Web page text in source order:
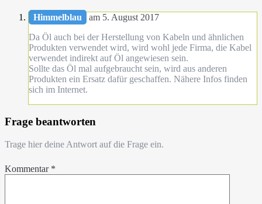
Himmelblau
am 5. August 2017
Da Öl auch bei der Herstellung von Kabeln und ähnlichen
Produkten verwendet wird, wird wohl jede Firma, die Kabel
verwendet indirekt auf Öl angewiesen sein.
Sollte das Öl mal aufgebraucht sein, wird aus anderen
Produkten ein Ersatz dafür geschaffen. Nähere Infos finden
sich im Internet.
Frage beantworten
Trage hier deine Antwort auf die Frage ein.
Kommentar *